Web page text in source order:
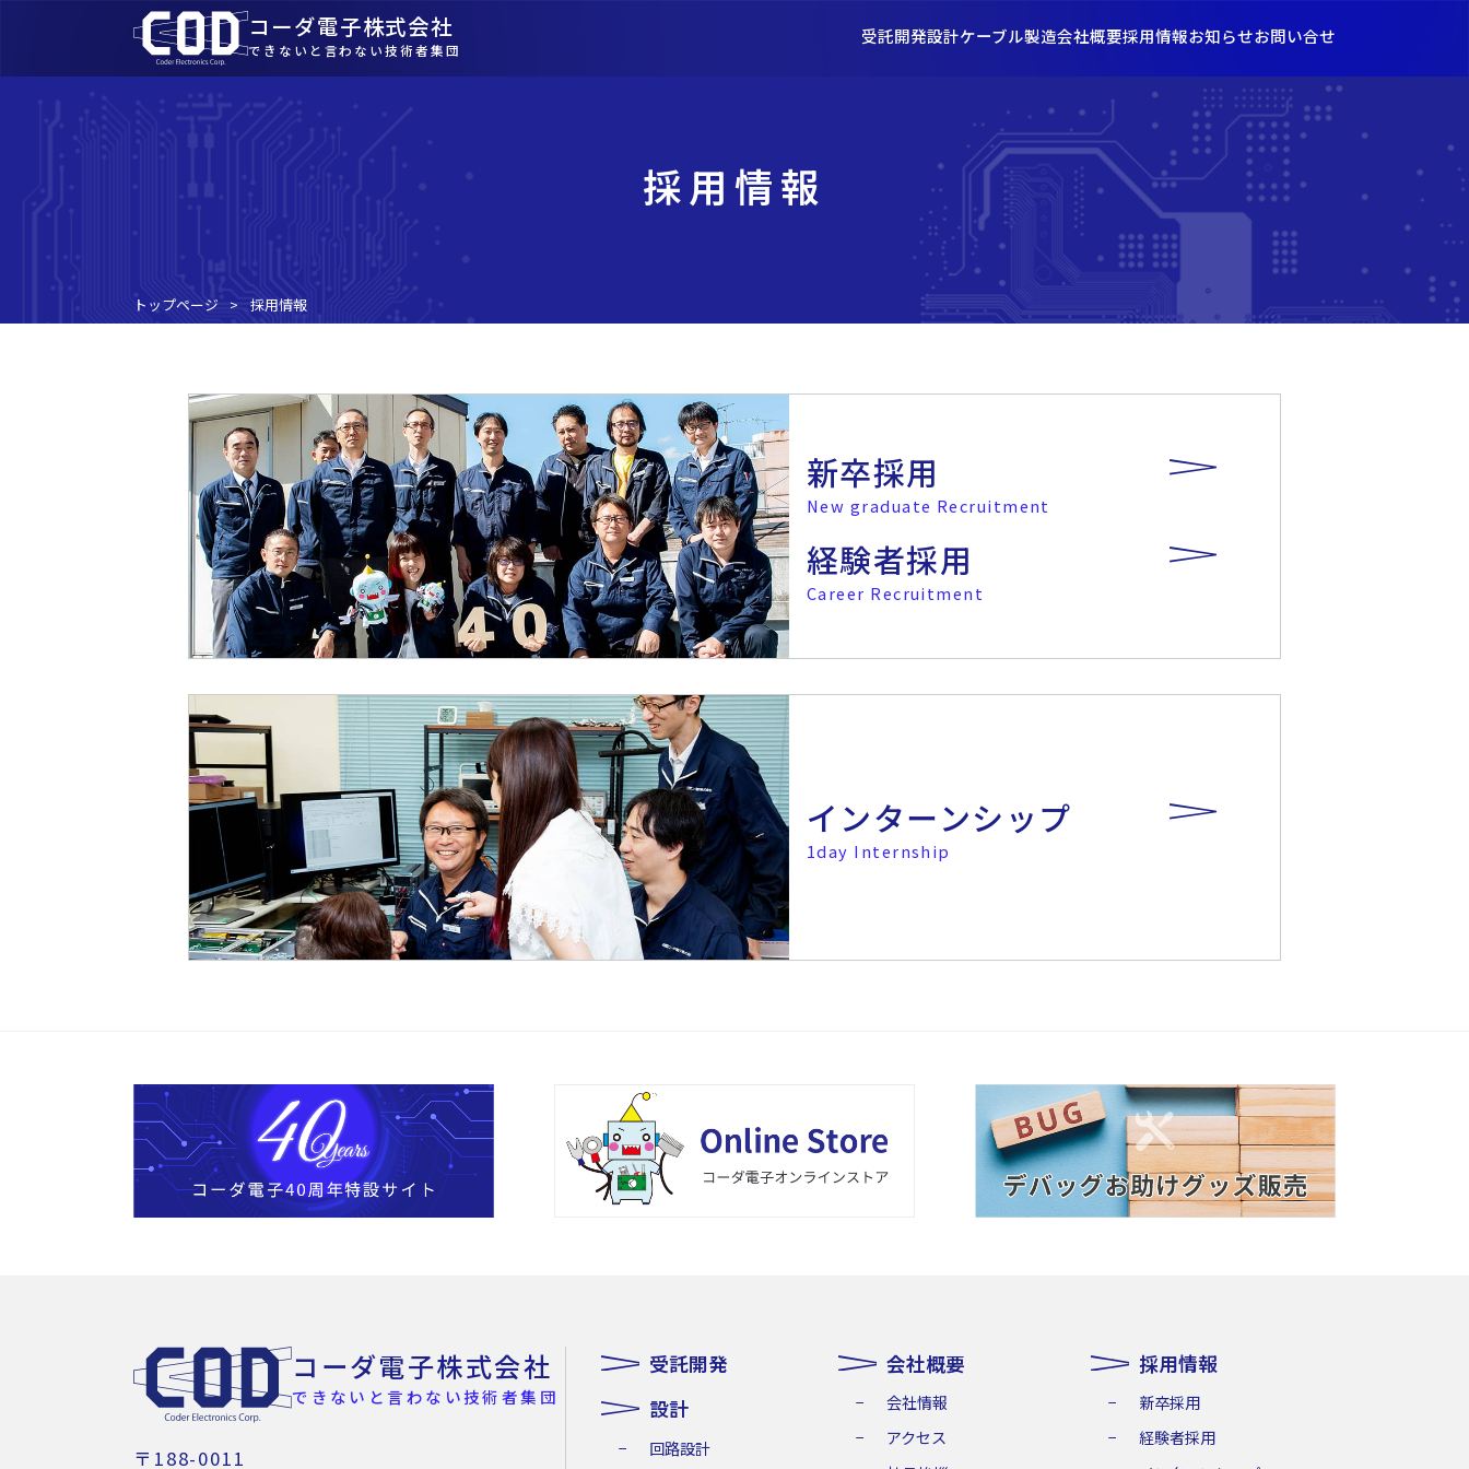
コーダ電子株式会社
できないと言わない技術者集団
受託開発設計ケーブル製造会社概要採用情報お知らせお問い合せ
採用情報
トップページ 採用情報
新卒採用
New graduate Recruitment
経験者採用
Career Recruitment
インターンシップ
1day Internship
コーダ電子株式会社
できないと言わない技術者集団
〒188-0011
受託開発
設計
回路設計
会社概要
会社情報
アクセス
採用情報
新卒採用
経験者採用